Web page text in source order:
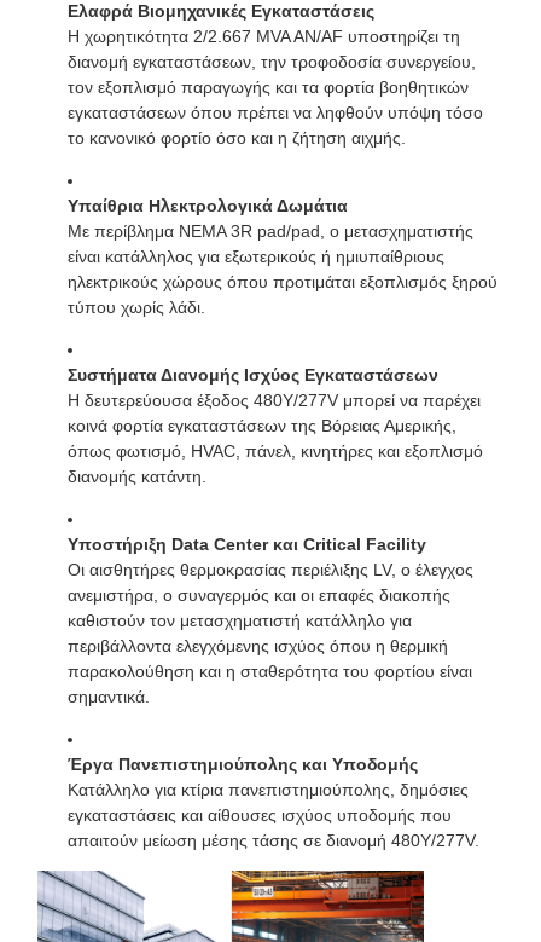
Ελαφρά Βιομηχανικές Εγκαταστάσεις
Η χωρητικότητα 2/2.667 MVA AN/AF υποστηρίζει τη
διανομή εγκαταστάσεων, την τροφοδοσία συνεργείου,
τον εξοπλισμό παραγωγής και τα φορτία βοηθητικών
εγκαταστάσεων όπου πρέπει να ληφθούν υπόψη τόσο
το κανονικό φορτίο όσο και η ζήτηση αιχμής.
Υπαίθρια Ηλεκτρολογικά Δωμάτια
Με περίβλημα NEMA 3R pad/pad, ο μετασχηματιστής
είναι κατάλληλος για εξωτερικούς ή ημιυπαίθριους
ηλεκτρικούς χώρους όπου προτιμάται εξοπλισμός ξηρού
τύπου χωρίς λάδι.
Συστήματα Διανομής Ισχύος Εγκαταστάσεων
Η δευτερεύουσα έξοδος 480Y/277V μπορεί να παρέχει
κοινά φορτία εγκαταστάσεων της Βόρειας Αμερικής,
όπως φωτισμό, HVAC, πάνελ, κινητήρες και εξοπλισμό
διανομής κατάντη.
Υποστήριξη Data Center και Critical Facility
Οι αισθητήρες θερμοκρασίας περιέλιξης LV, ο έλεγχος
ανεμιστήρα, ο συναγερμός και οι επαφές διακοπής
καθιστούν τον μετασχηματιστή κατάλληλο για
περιβάλλοντα ελεγχόμενης ισχύος όπου η θερμική
παρακολούθηση και η σταθερότητα του φορτίου είναι
σημαντικά.
Έργα Πανεπιστημιούπολης και Υποδομής
Κατάλληλο για κτίρια πανεπιστημιούπολης, δημόσιες
εγκαταστάσεις και αίθουσες ισχύος υποδομής που
απαιτούν μείωση μέσης τάσης σε διανομή 480Y/277V.